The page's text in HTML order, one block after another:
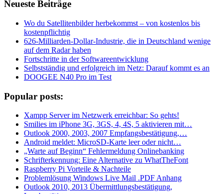
Neueste Beiträge
Wo du Satellitenbilder herbekommst – von kostenlos bis
kostenpflichtig
626-Milliarden-Dollar-Industrie, die in Deutschland wenige
auf dem Radar haben
Fortschritte in der Softwareentwicklung
Selbstständig und erfolgreich im Netz: Darauf kommt es an
DOOGEE N40 Pro im Test
Popular posts:
Xampp Server im Netzwerk erreichbar: So gehts!
Smilies im iPhone 3G, 3GS, 4, 4S, 5 aktivieren mit…
Outlook 2000, 2003, 2007 Empfangsbestätigung,…
Android meldet: MicroSD-Karte leer oder nicht…
„Warte auf Beginn“ Fehlermeldung Onlinebanking
Schrifterkennung: Eine Alternative zu WhatTheFont
Raspberry Pi Vorteile & Nachteile
Problemlösung Windows Live Mail .PDF Anhang
Outlook 2010, 2013 Übermittlungsbestätigung,